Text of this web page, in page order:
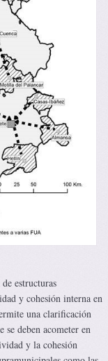
estructuras
y cohesión interna en
una clarificación
se deben acometer en
y la cohesión